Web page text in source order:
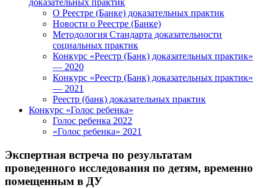
доказательных практик
О Реестре (Банке) доказательных практик
Новости о Реестре (Банке)
Методология Стандарта доказательности
социальных практик
Конкурс «Реестр (Банк) доказательных практик»
— 2020
Конкурс «Реестр (Банк) доказательных практик»
— 2021
Реестр (банк) доказательных практик
Конкурс «Голос ребенка»
Голос ребенка 2022
«Голос ребенка» 2021
Экспертная встреча по результатам
проведенного исследования по детям, временно
помещенным в ДУ